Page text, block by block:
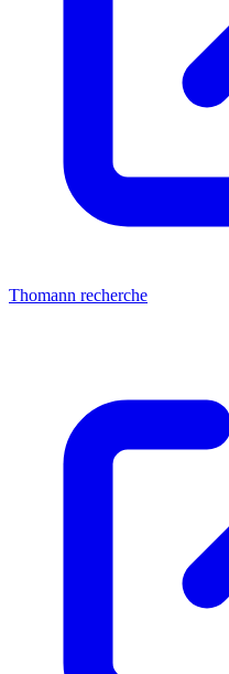
Thomann recherche